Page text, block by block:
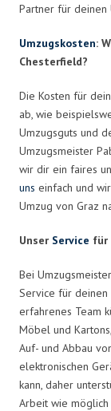
Partner für deinen
Umzugskosten:
Chesterfield?
Die Kosten für
ab, wie
Umzugsguts und
Umzugsmeister
wir dir ein faires
uns einfach und
Umzug von Graz
Unser Service für
Bei
Service für deinen
erfahrenes Team
Möbel und
Auf- und Abbau
elektronischen
kann, daher
Arbeit wie möglich